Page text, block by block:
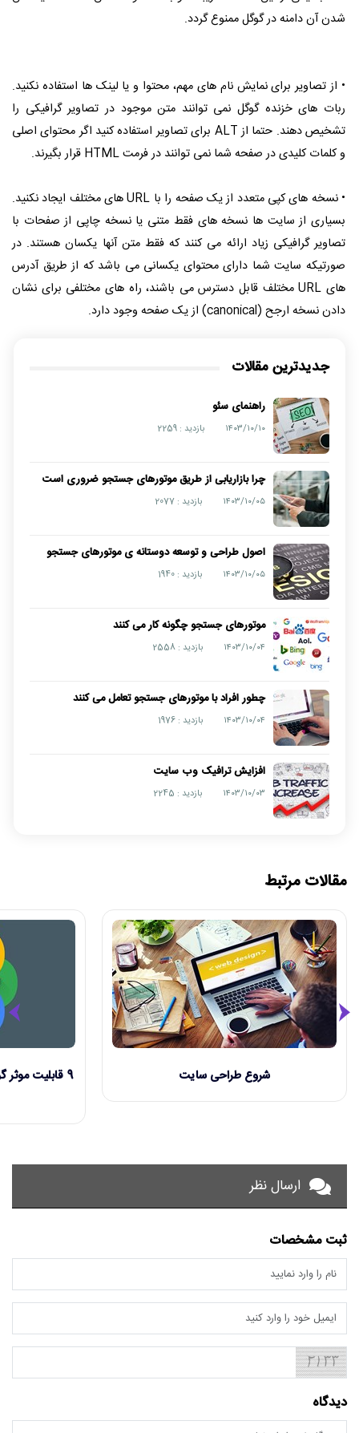
شدن آن دامنه در گوگل ممنوع گردد.
• از تصاویر برای نمایش نام های مهم، محتوا و یا لینک ها استفاده نکنید.
ربات های خزنده گوگل نمی توانند متن موجود در تصاویر گرافیکی را
تشخیص دهند. حتما از ALT برای تصاویر استفاده کنید اگر محتوای اصلی
و کلمات کلیدی در صفحه شما نمی توانند در فرمت HTML قرار بگیرند.
• نسخه های کپی متعدد از یک صفحه را با URL های مختلف ایجاد نکنید.
بسیاری از سایت ها نسخه های فقط متنی یا نسخه چاپی از صفحات با
تصاویر گرافیکی زیاد ارائه می کنند که فقط متن آنها یکسان هستند. در
صورتیکه سایت شما دارای محتوای یکسانی می باشد که از طریق آدرس
های URL مختلف قابل دسترس می باشند، راه های مختلفی برای نشان
دادن نسخه ارجح (canonical) از یک صفحه وجود دارد.
جدیدترین مقالات
راهنمای سئو
۱۴۰۳/۱۰/۱۰ بازدید : 2259
چرا بازاریابی از طریق موتورهای جستجو ضروری است
۱۴۰۳/۱۰/۰۵ بازدید : 2077
اصول طراحی و توسعه دوستانه ی موتورهای جستجو
۱۴۰۳/۱۰/۰۵ بازدید : 1940
موتورهای جستجو چگونه کار می کنند
۱۴۰۳/۱۰/۰۴ بازدید : 2558
چطور افراد با موتورهای جستجو تعامل می کنند
۱۴۰۳/۱۰/۰۴ بازدید : 1976
افزایش ترافیک وب سایت
۱۴۰۳/۱۰/۰۳ بازدید : 2245
مقالات مرتبط
شروع طراحی سایت 9 قابلیت
ارسال نظر
ثبت مشخصات
دیدگاه